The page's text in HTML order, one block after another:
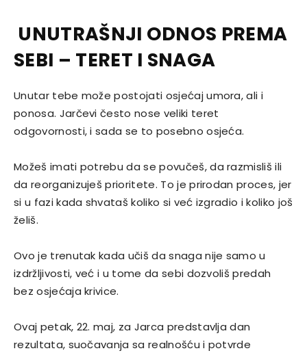
UNUTRAŠNJI ODNOS PREMA
SEBI – TERET I SNAGA
Unutar tebe može postojati osjećaj umora, ali i
ponosa. Jarčevi često nose veliki teret
odgovornosti, i sada se to posebno osjeća.
Možeš imati potrebu da se povučeš, da razmisliš ili
da reorganizuješ prioritete. To je prirodan proces, jer
si u fazi kada shvataš koliko si već izgradio i koliko još
želiš.
Ovo je trenutak kada učiš da snaga nije samo u
izdržljivosti, već i u tome da sebi dozvoliš predah
bez osjećaja krivice.
Ovaj petak, 22. maj, za Jarca predstavlja dan
rezultata, suočavanja sa realnošću i potvrde